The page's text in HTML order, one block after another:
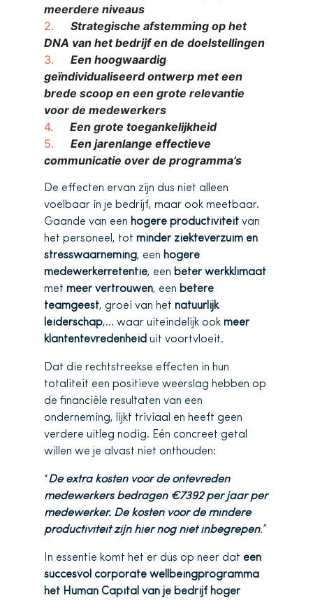
meerdere niveaus
Strategische afstemming op het
DNA van het bedrijf en de doelstellingen
Een hoogwaardig
geïndividualiseerd ontwerp met een
brede scoop en een grote relevantie
voor de medewerkers
Een grote toegankelijkheid
Een jarenlange effectieve
communicatie over de programma’s
De effecten ervan zijn dus niet alleen
voelbaar in je bedrijf, maar ook meetbaar.
Gaande van een hogere productiviteit van
het personeel, tot minder ziekteverzuim en
stresswaarneming, een hogere
medewerkerretentie, een beter werkklimaat
met meer vertrouwen, een betere
teamgeest, groei van het natuurlijk
leiderschap,… waar uiteindelijk ook meer
klantentevredenheid uit voortvloeit.
Dat die rechtstreekse effecten in hun
totaliteit een positieve weerslag hebben op
de financiële resultaten van een
onderneming, lijkt triviaal en heeft geen
verdere uitleg nodig. Eén concreet getal
willen we je alvast niet onthouden:
“De extra kosten voor de ontevreden
medewerkers bedragen €7392 per jaar per
medewerker. De kosten voor de mindere
productiviteit zijn hier nog niet inbegrepen.”
In essentie komt het er dus op neer dat een
succesvol corporate wellbeingprogramma
het Human Capital van je bedrijf hoger